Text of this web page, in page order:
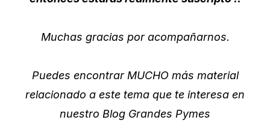
Muchas gracias por acompañarnos.
Puedes encontrar MUCHO más material
relacionado a este tema que te interesa en
nuestro Blog Grandes Pymes